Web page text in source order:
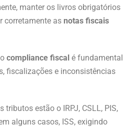
manter os livros obrigatórios
corretamente as notas fiscais
compliance fiscal é fundamental
fiscalizações e inconsistências
tributos estão o IRPJ, CSLL, PIS,
alguns casos, ISS, exigindo